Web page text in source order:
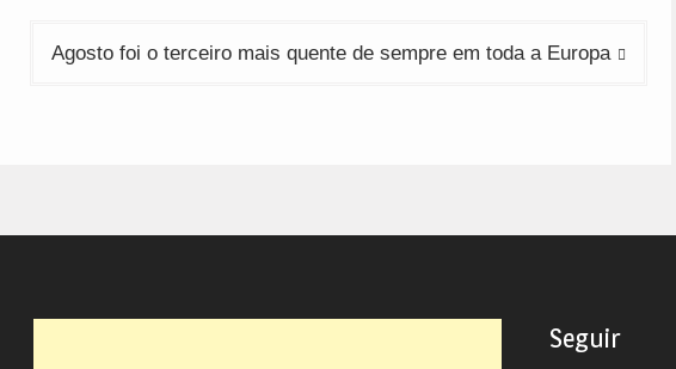
Agosto foi o terceiro mais quente de sempre em toda a Europa
Seguir